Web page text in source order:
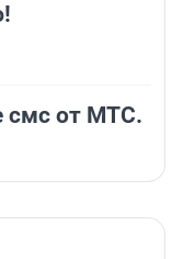
смс от МТС.